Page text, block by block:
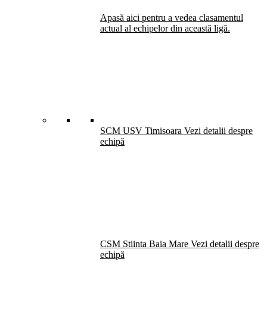
Apasă aici pentru a vedea clasamentul
actual al echipelor din această ligă.
SCM USV Timisoara Vezi detalii despre
echipă
CSM Stiinta Baia Mare Vezi detalii despre
echipă